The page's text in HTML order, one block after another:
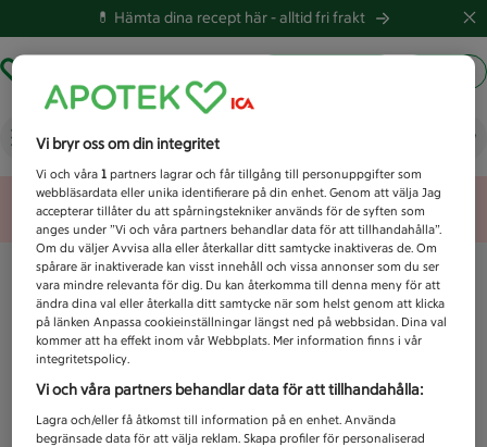
💊 Hämta dina recept här -alltid fri frakt
Vad letar du efter idag?
Unknown error
Vi bryr oss om din integritet
Vi och våra1 partners lagrar och får tillgång till personuppgifter som
webbläsardata eller unika identifierare på din enhet. Genom att välja Jag
accepterar tillåter du att spårningstekniker används för de syften som
anges under ”Vi och våra partners behandlar data för att tillhandahålla”.
Om du väljer Avvisa alla eller återkallar ditt samtycke inaktiveras de. Om
spårare är inaktiverade kan visst innehåll och vissa annonser som du ser
vara mindre relevanta för dig. Du kan återkomma till denna meny för att
ändra dina val eller återkalla ditt samtycke när som helst genom att klicka
på länken Anpassa cookieinställningar längst ned på webbsidan. Dina val
kommer att ha effekt inom vår Webbplats. Mer information finns i vår
integritetspolicy.
Vi och våra partners behandlar data för att tillhandahålla:
Lagra och/eller få åtkomst till information på en enhet. Använda
begränsade data för att välja reklam. Skapa profiler för personaliserad